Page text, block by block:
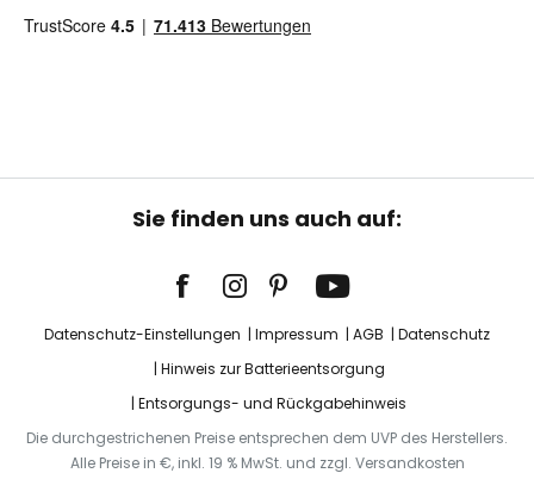
Sie finden uns auch auf:
Datenschutz-Einstellungen Impressum AGB
Datenschutz
Hinweis zur Batterieentsorgung
Entsorgungs- und Rückgabehinweis
Die durchgestrichenen Preise entsprechen dem UVP des Herstellers.
Alle Preise in €, inkl. 19 % MwSt. und zzgl. Versandkosten